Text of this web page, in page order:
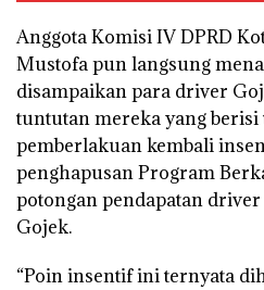
Anggota Komisi IV DPRD
Mustofa pun langsung
disampaikan para driver
tuntutan mereka yang
pemberlakuan kembali
penghapusan Program
potongan pendapatan
Gojek.
“Poin insentif ini ternyata